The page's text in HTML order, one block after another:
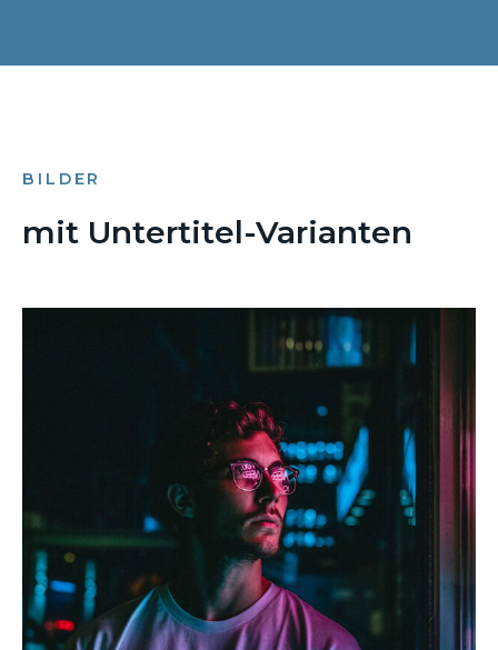
BILDER
mit Untertitel-Varianten